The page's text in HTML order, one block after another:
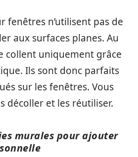
fenêtres n’utilisent pas de
aux surfaces planes. Au
collent uniquement grâce
Ils sont donc parfaits
sur les fenêtres. Vous
décoller et les réutiliser.
murales pour ajouter